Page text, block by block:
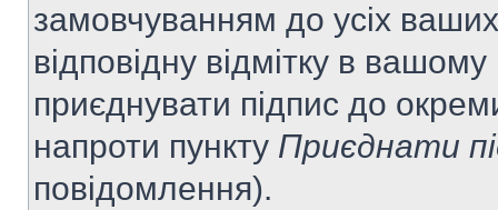
замовчуванням до усіх
відповідну відмітку в
приєднувати підпис до
напроти пункту Приєднати
повідомлення).